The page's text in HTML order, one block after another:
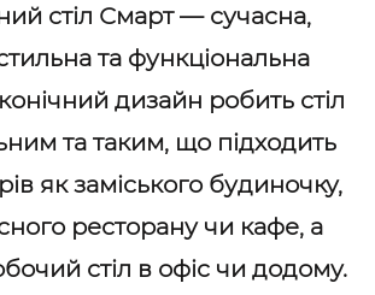
стіл Смарт — сучасна,
та функціональна
дизайн робить стіл
та таким, що підходить
як заміського будиночку,
ресторану чи кафе, а
стіл в офіс чи додому.